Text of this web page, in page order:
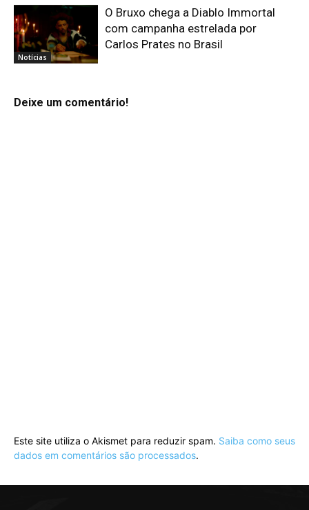
Notícias
O Bruxo chega a Diablo Immortal
com campanha estrelada por
Carlos Prates no Brasil
Deixe um comentário!
Este site utiliza o Akismet para reduzir spam. Saiba como seus
dados em comentários são processados.